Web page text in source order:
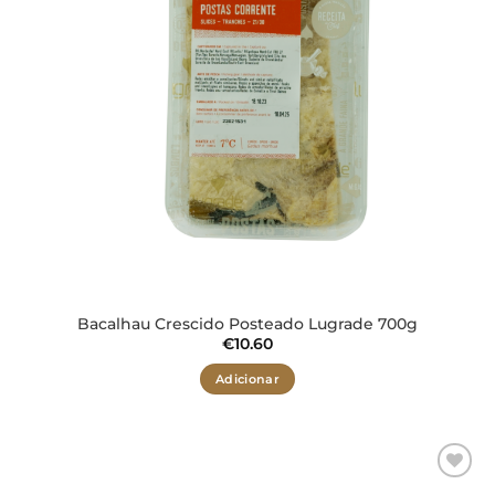
Bacalhau Crescido Posteado Lugrade 700g
€10.60
Adicionar